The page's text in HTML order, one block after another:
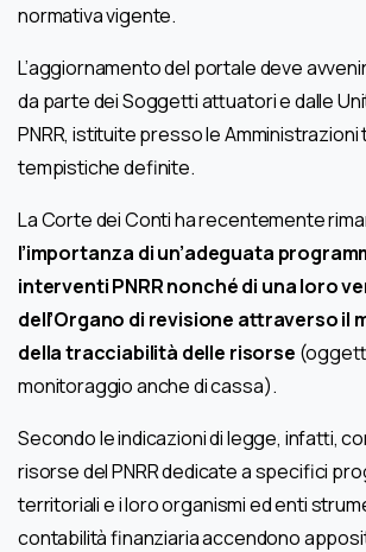
normativa vigente.
L’aggiornamento del portale deve
da parte dei Soggetti attuatori e dalle
PNRR, istituite presso le
tempistiche definite.
La Corte dei Conti ha recentemente
l’importanza di un’adeguata
interventi PNRR nonché di una loro
dell’Organo di revisione attraverso il
della tracciabilità delle risorse
monitoraggio anche di cassa).
Secondo le indicazioni di legge, infatti,
risorse del PNRR dedicate a specifici
territoriali e i loro organismi ed enti
contabilità finanziaria accendono